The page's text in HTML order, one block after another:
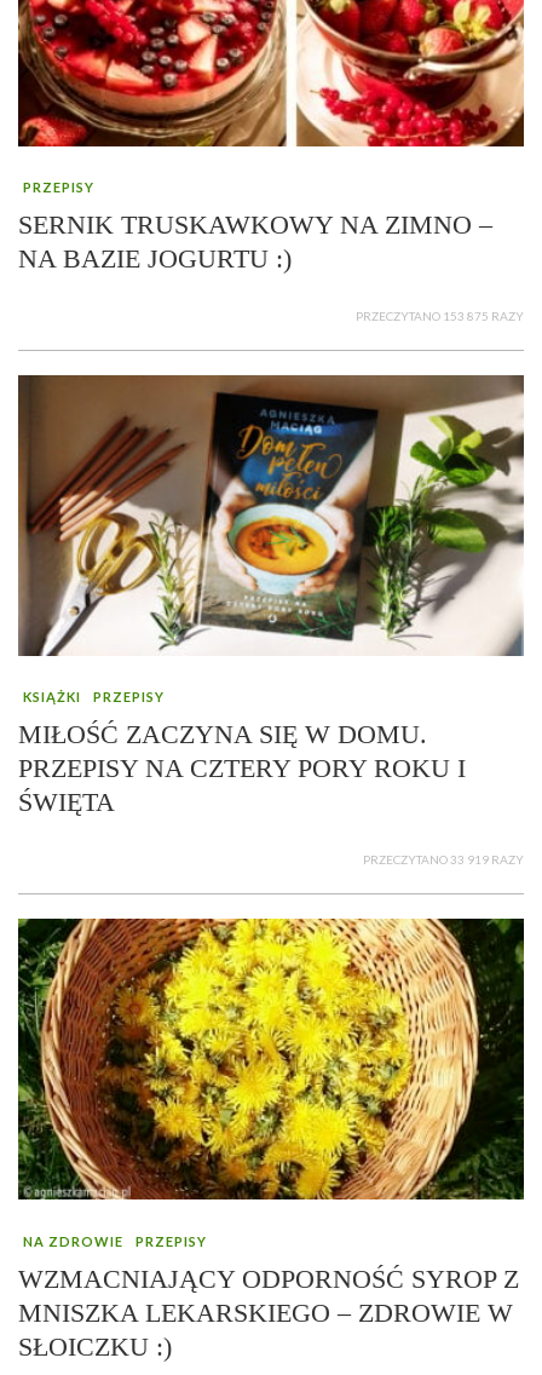
PRZEPISY
SERNIK TRUSKAWKOWY NA ZIMNO –
NA BAZIE JOGURTU :)
PRZECZYTANO 153 875 RAZY
KSIĄŻKI PRZEPISY
MIŁOŚĆ ZACZYNA SIĘ W DOMU.
PRZEPISY NA CZTERY PORY ROKU I
ŚWIĘTA
PRZECZYTANO 33 919 RAZY
NA ZDROWIE PRZEPISY
WZMACNIAJĄCY ODPORNOŚĆ SYROP Z
MNISZKA LEKARSKIEGO – ZDROWIE W
SŁOICZKU :)